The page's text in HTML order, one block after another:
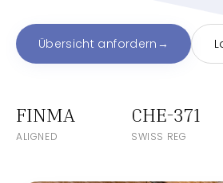
Übersicht anfordern →
FINMA
ALIGNED
CHE-371
SWISS REG